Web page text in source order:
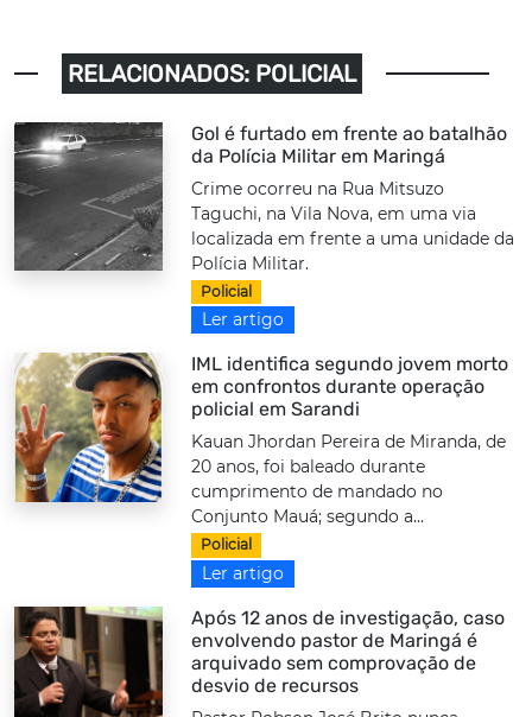
RELACIONADOS: POLICIAL
Gol é furtado em frente ao batalhão
da Polícia Militar em Maringá
Crime ocorreu na Rua Mitsuzo
Taguchi, na Vila Nova, em uma via
localizada em frente a uma unidade da
Polícia Militar.
Policial
Ler artigo
IML identifica segundo jovem morto
em confrontos durante operação
policial em Sarandi
Kauan Jhordan Pereira de Miranda, de
20 anos, foi baleado durante
cumprimento de mandado no
Conjunto Mauá; segundo a...
Policial
Ler artigo
Após 12 anos de investigação, caso
envolvendo pastor de Maringá é
arquivado sem comprovação de
desvio de recursos